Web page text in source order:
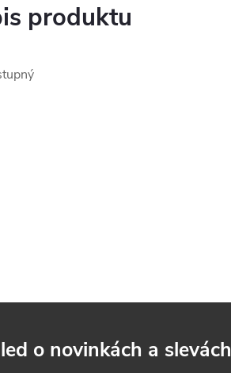
produktu
o novinkách a slevách